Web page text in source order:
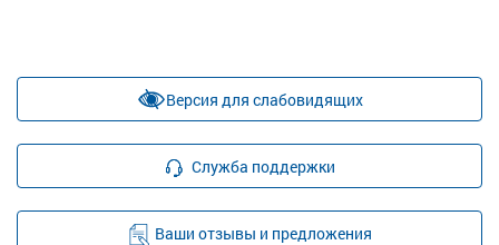
Версия для слабовидящих
Служба поддержки
Ваши отзывы и предложения